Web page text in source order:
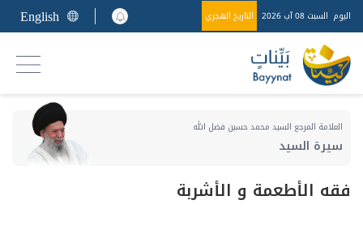
اليوم السبت 08 آب 2026 التاريخ الهجري English
العلامة المرجع السيد محمد حسين فضل الله
سيرة السيد
فقه الأطعمة و الأشربة